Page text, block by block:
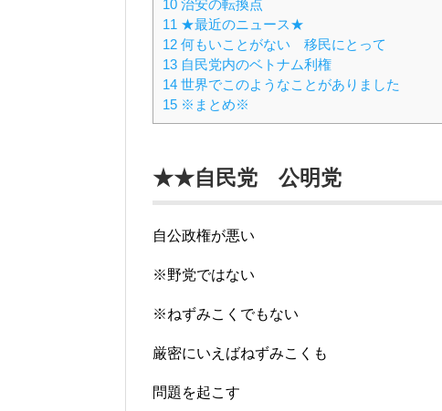
10 治安の転換点
11 ★最近のニュース★
12 何もいことがない 移民にとって
13 自民党内のベトナム利権
14 世界でこのようなことがありました
15 ※まとめ※
★★自民党 公明党
自公政権が悪い
※野党ではない
※ねずみこくでもない
厳密にいえばねずみこくも
問題を起こす